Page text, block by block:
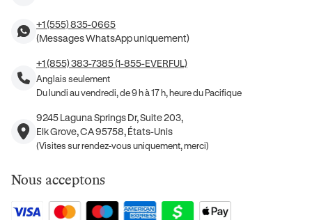
+1 (555) 835-0665
(Messages WhatsApp uniquement)
+1 (855) 383-7385 (1-855-EVERFUL)
Anglais seulement
Du lundi au vendredi, de 9 h à 17 h, heure du Pacifique
9245 Laguna Springs Dr, Suite 203,
Elk Grove, CA 95758, États-Unis
(Visites sur rendez-vous uniquement, merci)
Nous acceptons